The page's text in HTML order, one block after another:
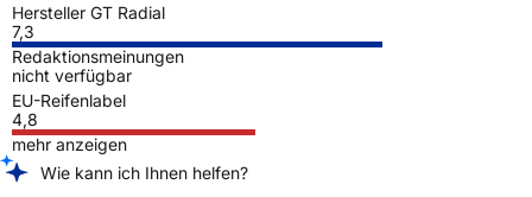
Hersteller GT Radial
7,3
Redaktionsmeinungen
nicht verfügbar
EU-Reifenlabel
4,8
mehr anzeigen
Wie kann ich Ihnen helfen?